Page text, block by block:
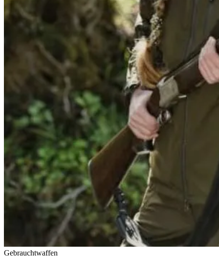
Gebrauchtwaffen